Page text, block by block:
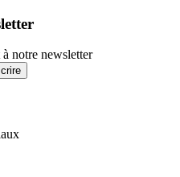
notre newsletter